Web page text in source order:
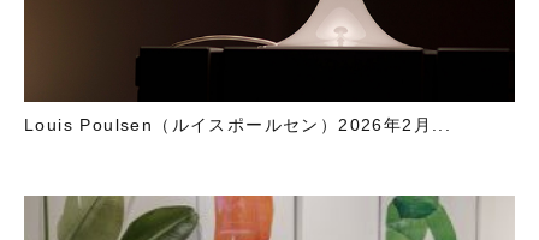
Louis Poulsen（ルイスポールセン）2026年2月...